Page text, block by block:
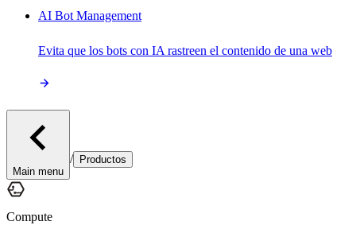
AI Bot Management
Evita que los bots con IA rastreen el contenido de una web
Main menu
/ Productos
Compute